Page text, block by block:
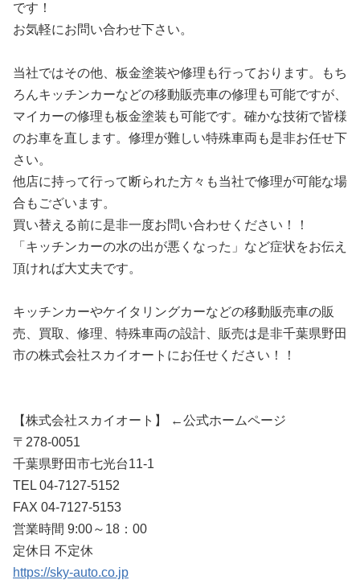
です！
お気軽にお問い合わせ下さい。
当社ではその他、板金塗装や修理も行っております。もち
ろんキッチンカーなどの移動販売車の修理も可能ですが、
マイカーの修理も板金塗装も可能です。確かな技術で皆様
のお車を直します。修理が難しい特殊車両も是非お任せ下
さい。
他店に持って行って断られた方々も当社で修理が可能な場
合もございます。
買い替える前に是非一度お問い合わせください！！
「キッチンカーの水の出が悪くなった」など症状をお伝え
頂ければ大丈夫です。
キッチンカーやケイタリングカーなどの移動販売車の販
売、買取、修理、特殊車両の設計、販売は是非千葉県野田
市の株式会社スカイオートにお任せください！！
【株式会社スカイオート】 ←公式ホームページ
〒278-0051
千葉県野田市七光台11-1
TEL 04-7127-5152
FAX 04-7127-5153
営業時間 9:00～18：00
定休日 不定休
https://sky-auto.co.jp